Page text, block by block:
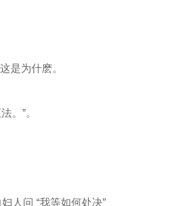
是为什麽。
。”。
人问 “我等如何处决”